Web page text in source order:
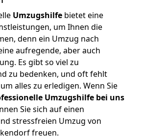
Umzugshilfe bietet eine
um Ihnen die
denn ein Umzug nach
aufregende, aber auch
Es gibt so viel zu
zu bedenken, und oft fehlt
alles zu erledigen. Wenn Sie
Umzugshilfe bei uns
Sie sich auf einen
stressfreien Umzug von
freuen.